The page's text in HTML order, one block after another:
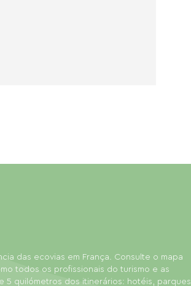
das ecovias em França. Consulte o mapa
todos os profissionais do turismo e as
5 quilómetros dos itinerários: hotéis, parques